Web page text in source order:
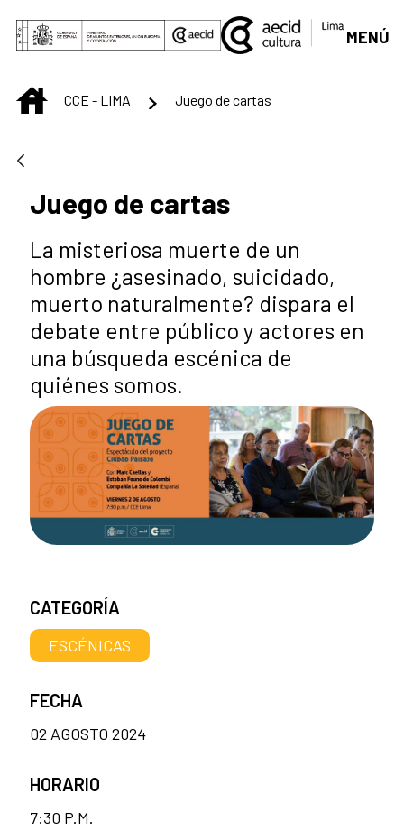
Saltar al contenido principal
MENÚ
INICIOCCE - LIMA Juego de cartas
Juego de cartas
La misteriosa muerte de un
hombre ¿asesinado, suicidado,
muerto naturalmente? dispara el
debate entre público y actores en
una búsqueda escénica de
quiénes somos.
CATEGORÍA
ESCÉNICAS
FECHA
02 AGOSTO 2024
HORARIO
7:30 P.M.